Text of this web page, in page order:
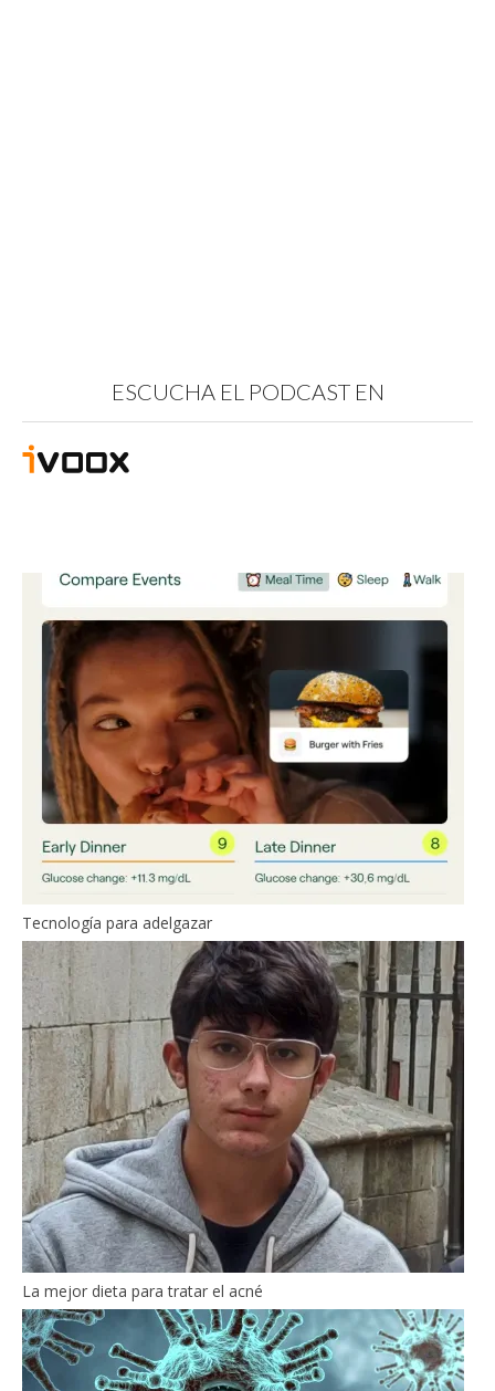
ESCUCHA EL PODCAST EN
Tecnología para adelgazar
La mejor dieta para tratar el acné